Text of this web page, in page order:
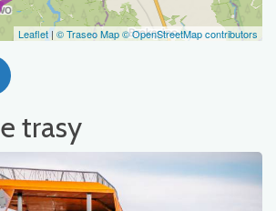
Leaflet | © Traseo Map© OpenStreetMap contributors
trasy